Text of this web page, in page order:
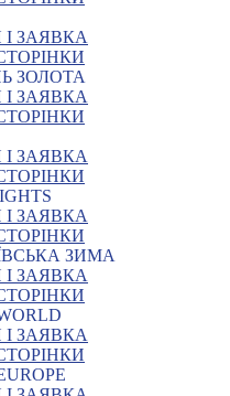
ЗАЯВКА
ЗОЛОТА
ЗАЯВКА
ЗАЯВКА
ЗАЯВКА
ЗИМА
ЗАЯВКА
ЗАЯВКА